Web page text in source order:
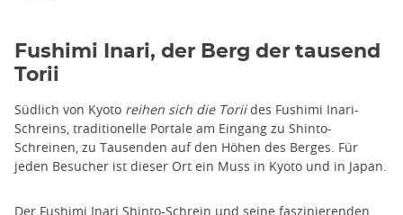
Fushimi Inari, der Berg der tausend
Torii
Südlich von Kyoto reihen sich die Toriides Fushimi Inari-
Schreins, traditionelle Portale am Eingang zu Shinto-
Schreinen, zu Tausenden auf den Höhen des Berges. Für
jeden Besucher ist dieser Ort ein Muss in Kyoto und in Japan.
Der Fushimi Inari Shinto-Schrein und seine faszinierenden